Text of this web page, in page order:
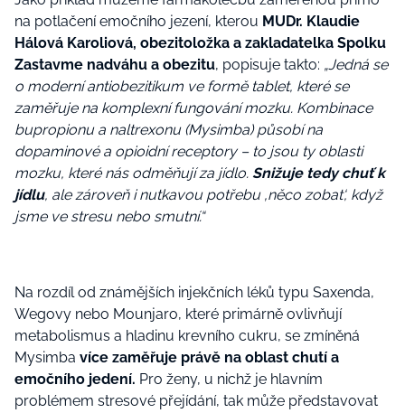
na potlačení emočního jezení, kterou MUDr. Klaudie
Hálová Karoliová, obezitoložka a zakladatelka Spolku
Zastavme nadváhu a obezitu, popisuje takto: „Jedná se
o moderní antiobezitikum ve formě tablet, které se
zaměřuje na komplexní fungování mozku. Kombinace
bupropionu a naltrexonu (Mysimba) působí na
dopaminové a opioidní receptory – to jsou ty oblasti
mozku, které nás odměňují za jídlo. Snižuje tedy chuť k
jídlu, ale zároveň i nutkavou potřebu ‚něco zobat‘, když
jsme ve stresu nebo smutní.“
Na rozdíl od známějších injekčních léků typu Saxenda,
Wegovy nebo Mounjaro, které primárně ovlivňují
metabolismus a hladinu krevního cukru, se zmíněná
Mysimba více zaměřuje právě na oblast chutí a
emočního jedení. Pro ženy, u nichž je hlavním
problémem stresové přejídání, tak může představovat